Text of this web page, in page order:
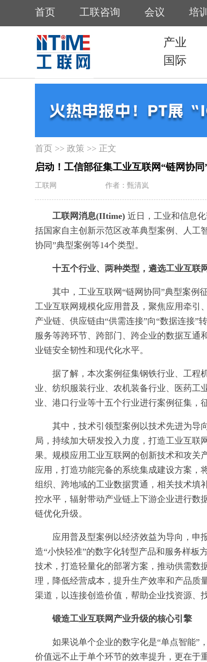
首页 >> 政策 >> 正文
启动！工信部征集工业互联网“链网协同
工联网 作者：甄清岚
工联网消息(IItime) 近日，工业和信息
括国家自主创新示范区改革典型案例、人工
协同”典型案例等14个类型。
十五个行业、两种类型，遴选工业互联
其中，工业互联网“链网协同”典型案例
工业互联网规模化应用普及，聚焦应用牵引
产业链、供应链由“供需连接”向“数据连接”
服务等跨环节、跨部门、跨企业的数据互通
业链安全韧性和现代化水平。
据了解，本次案例征集钢铁行业、工程
业、纺织服装行业、农机装备行业、医药工
业、港口行业等十五个行业进行案例征集，
其中，技术引领型案例以技术先进为导
局，持续加大研发投入力度，打造工业互联
果。规模应用工业互联网的创新技术和攻关
应用，打造功能完备的系统集成建设方案，
组织、跨地域的工业数据贯通，相关技术填
控水平，辐射带动产业链上下游企业进行数
链优化升级。
应用普及型案例以经济效益为导向，申
造“小快轻准”的数字化转型产品和服务样板
技术，打造轻量化的部署方案，推动供需
理，降低经营成本，提升生产效率和产品质
渠道，以连接创造价值，帮助企业找资源、
锻造工业互联网产业升级的核心引擎
如果说单个企业的数字化是“单点智能”
价值远不止于单个环节的效率提升，更在于